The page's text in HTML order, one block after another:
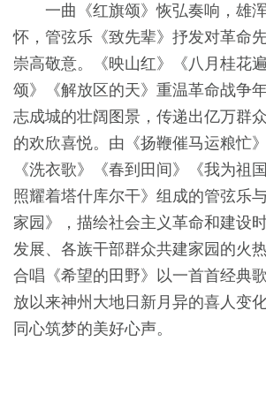
一曲《红旗颂》恢弘奏响，雄
怀，管弦乐《致先辈》抒发对革命
崇高敬意。《映山红》《八月桂花
颂》《解放区的天》重温革命战争
志成城的壮阔图景，传递出亿万群
的欢欣喜悦。由《扬鞭催马运粮忙
《洗衣歌》《春到田间》《我为祖
照耀着塔什库尔干》组成的管弦乐
家园》，描绘社会主义革命和建设
发展、各族干部群众共建家园的火
合唱《希望的田野》以一首首经典
放以来神州大地日新月异的喜人变
同心筑梦的美好心声。